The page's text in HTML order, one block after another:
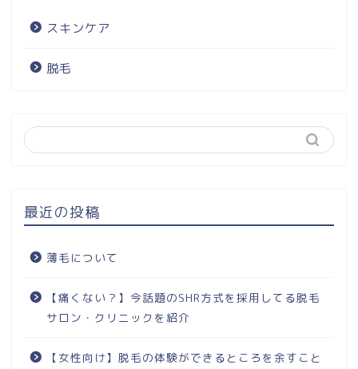
スキンケア
脱毛
最近の投稿
薄毛について
【痛くない？】今話題のSHR方式を採用してる脱毛
サロン・クリニックを紹介
【女性向け】脱毛の体験ができるところを余すこと